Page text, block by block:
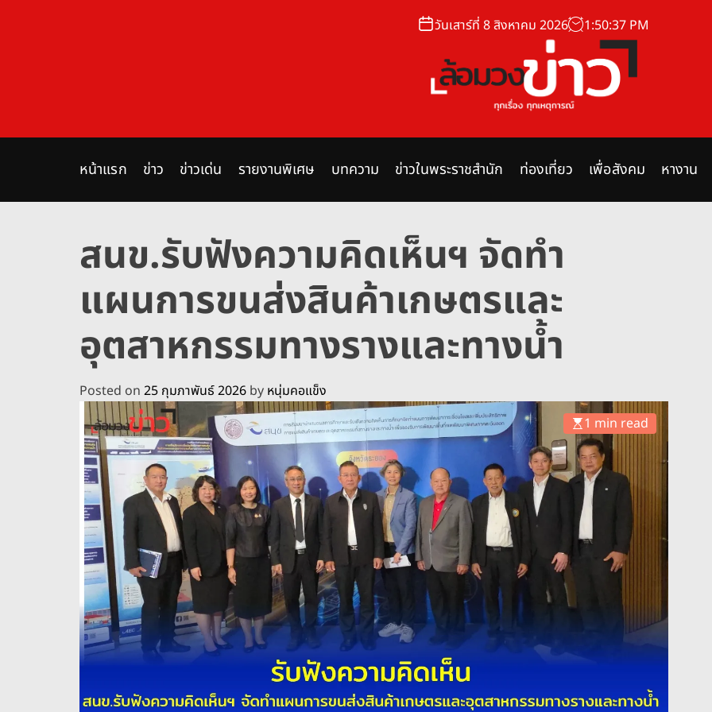
e
วันเสาร์ที่ 8 สิงหาคม 2026 1:50:38 PM
อ
ม
ง
า
ว
หน้าแรก ข่าว ข่าวเด่น รายงานพิเศษ บทความ ข่าวในพระราชสำนัก ท่องเที่ยว เพื่อสังคม หางาน
สนข.รับฟังความคิดเห็นฯ จัดทำ
แผนการขนส่งสินค้าเกษตรและ
อุตสาหกรรมทางรางและทางน้ำ
Posted on 25 กุมภาพันธ์ 2026 by หนุ่มคอแข็ง
1 min read